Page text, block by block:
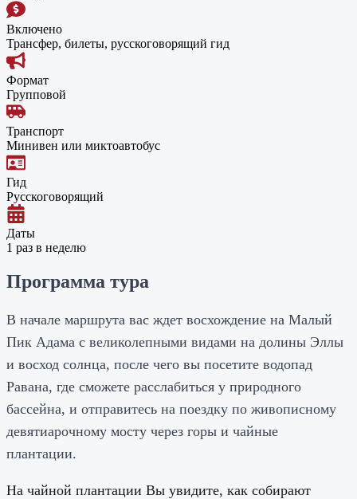
Включено
Трансфер, билеты, русскоговорящий гид
Формат
Групповой
Транспорт
Минивен или миктоавтобус
Гид
Русскоговорящий
Даты
1 раз в неделю
Программа тура
В начале маршрута вас ждет восхождение на Малый
Пик Адама с великолепными видами на долины Эллы
и восход солнца, после чего вы посетите водопад
Равана, где сможете расслабиться у природного
бассейна, и отправитесь на поездку по живописному
девятиарочному мосту через горы и чайные
плантации.
На чайной плантации Вы увидите, как собирают